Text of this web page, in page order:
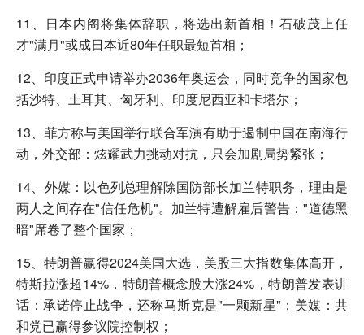
11、日本内阁将集体辞职，将选出新首相！石破茂上任
才"满月"或成日本近80年任职最短首相；
12、印度正式申请举办2036年奥运会，同时竞争的国家包
括沙特、土耳其、匈牙利、印度尼西亚和卡塔尔；
13、菲方称与美国举行联合军演有助于遏制中国在南海行
动，外交部：炫耀武力挑动对抗，只会加剧局势紧张；
14、外媒：以色列总理解除国防部长加兰特职务，理由是
两人之间存在"信任危机"。加兰特遭解雇后警告："道德黑
暗"席卷了整个国家；
15、特朗普赢得2024美国大选，美股三大指数集体高开，
特斯拉涨超14%，特朗普概念股大涨24%，特朗普发表讲
话：承诺停止战争，还称马斯克是"一颗新星"；美媒：共
和党已赢得参议院控制权；